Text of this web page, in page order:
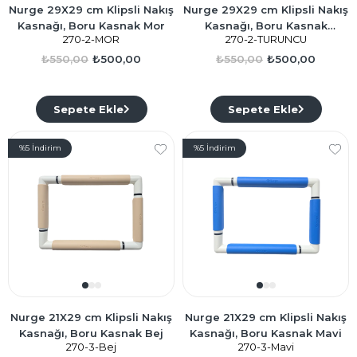
Nurge 29X29 cm Klipsli Nakış
Kasnağı, Boru Kasnak Mor
270-2-MOR
₺500,00
₺550,00
Sepete Ekle
Nurge 29X29 cm Klipsli Nakış
Kasnağı, Boru Kasnak
Turuncu
270-2-TURUNCU
₺500,00
₺550,00
Sepete Ekle
Nurge 21X29 cm Klipsli Nakış
Kasnağı, Boru Kasnak Bej
270-3-Bej
%5 İndirim
Nurge 21X29 cm Klipsli Nakış
Kasnağı, Boru Kasnak Mavi
270-3-Mavi
%5 İndirim